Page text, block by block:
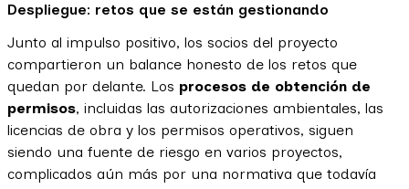
Despliegue: retos que se están gestionando
Junto al impulso positivo, los socios del proyecto
compartieron un balance honesto de los retos que
quedan por delante. Los procesos de obtención de
permisos, incluidas las autorizaciones ambientales, las
licencias de obra y los permisos operativos, siguen
siendo una fuente de riesgo en varios proyectos,
complicados aún más por una normativa que todavía